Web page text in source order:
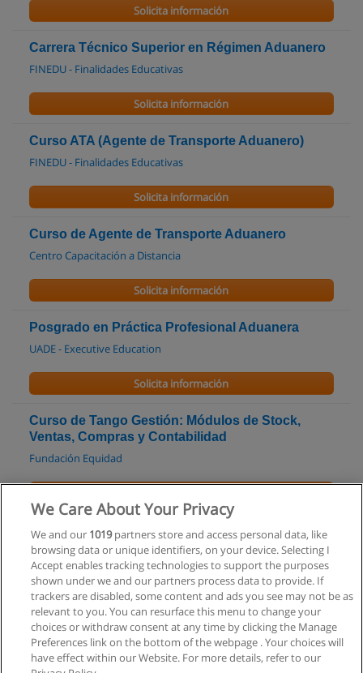
Solicita información
Carrera Técnico Superior en Régimen Aduanero
FINEDU - Finalidades Educativas
Solicita información
Curso ATA (Agente de Transporte Aduanero)
FINEDU - Finalidades Educativas
Solicita información
Curso de Agente de Transporte Aduanero
Centro Capacitación a Distancia
Solicita información
Posgrado en Práctica Profesional Aduanera
UADE - Executive Education
Solicita información
Curso de Tango Gestión: Módulos de Stock,
Ventas, Compras y Contabilidad
Fundación Equidad
Taller de Redacción Corporativa
Escuela de Negocios AMIA
Solicita información
We Care About Your Privacy
We and our 1019partners store and access personal data, like
browsing data or unique identifiers, on your device. Selecting I
Accept enables tracking technologies to support the purposes
shown under we and our partners process data to provide. If
trackers are disabled, some content and ads you see may not be as
relevant to you. You can resurface this menu to change your
choices or withdraw consent at any time by clicking the Manage
Preferences link on the bottom of the webpage . Your choices will
have effect within our Website. For more details, refer to our